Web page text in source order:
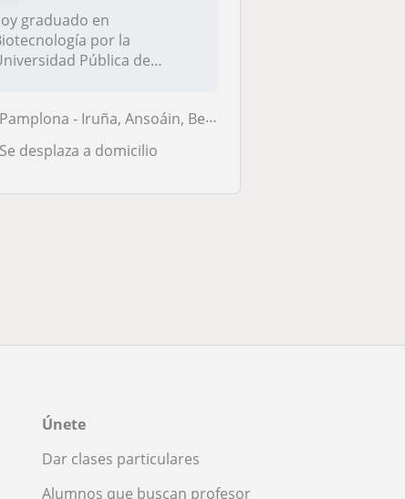
graduado en
por la
Pública de
Pamplona - Iruña, Ansoáin, Berriozar, Burlada - Burlata
Se desplaza a domicilio
Únete
Dar clases particulares
Alumnos que buscan profesor